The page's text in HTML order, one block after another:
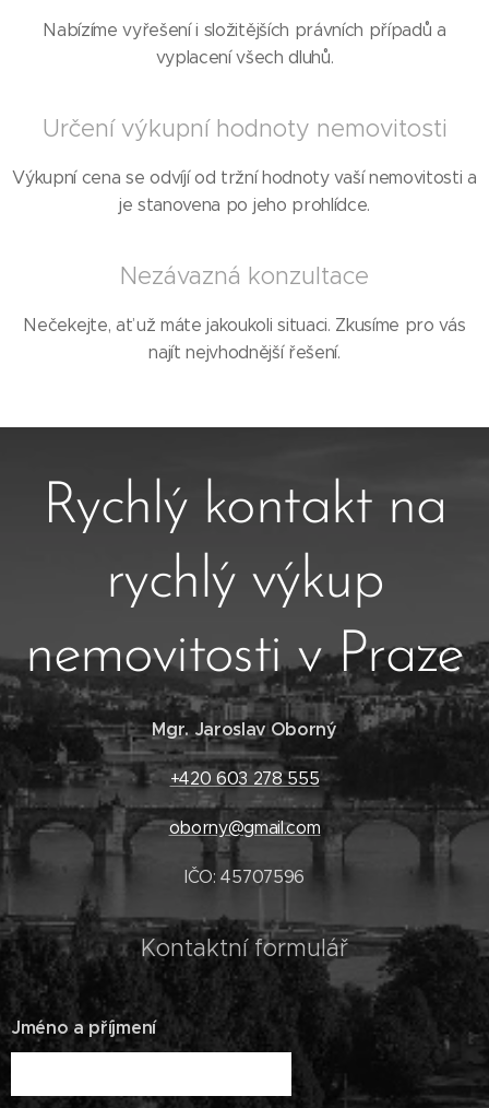
Nabízíme vyřešení i složitějších právních případů a
vyplacení všech dluhů.
Určení výkupní hodnoty nemovitosti
Výkupní cena se odvíjí od tržní hodnoty vaší nemovitosti a
je stanovena po jeho prohlídce.
Nezávazná konzultace
Nečekejte, ať už máte jakoukoli situaci. Zkusíme pro vás
najít nejvhodnější řešení.
Rychlý kontakt na
rychlý výkup
nemovitosti v Praze
Mgr. Jaroslav Oborný
+420 603 278 555
oborny@gmail.com
IČO: 45707596
Kontaktní formulář
Jméno a příjmení